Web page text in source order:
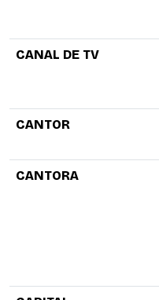
CANAL DE TV
CANTOR
CANTORA